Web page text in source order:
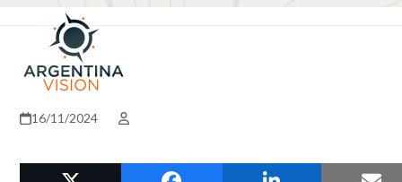
Open
mobile
menu
Close
mobile
menu
16/11/2024